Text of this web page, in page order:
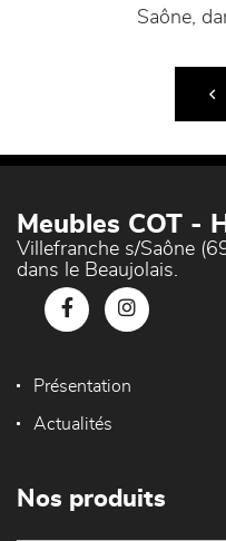
Saône,
Meubles COT -
Villefranche s/Saône
dans le Beaujolais.
Présentation
Actualités
Nos produits